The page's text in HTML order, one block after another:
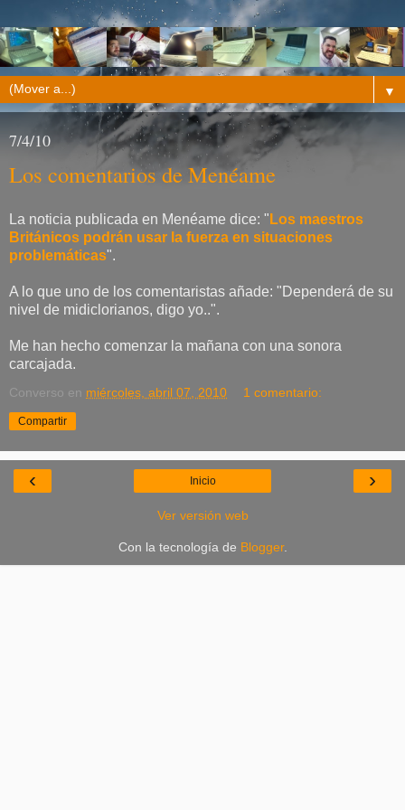
▼
7/4/10
Los comentarios de Menéame
La noticia publicada en Menéame dice: " Los maestros
Británicos podrán usar la fuerza en situaciones
problemáticas".
A lo que uno de los comentaristas añade: " Dependerá de su
nivel de midiclorianos, digo yo..".
Me han hecho comenzar la mañana con una sonora
carcajada.
Converso en miércoles, abril 07, 2010 1 comentario:
Compartir
‹ ›
Inicio
Ver versión web
Con la tecnología de Blogger.